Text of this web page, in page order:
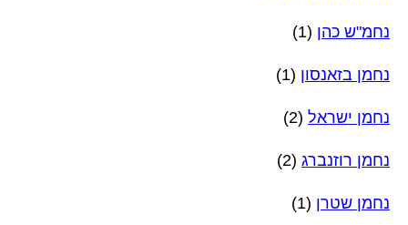
נחמ"ש כהן (1)
נחמן בזאנסון (1)
נחמן ישראל (2)
נחמן רוזנברג (2)
נחמן שטרן (1)